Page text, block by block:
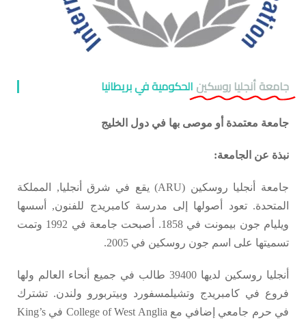
جامعة أنجليا روسكين الحكومية في بريطانيا
جامعة معتمدة أو موصى بها في دول الخليج
نبذة عن الجامعة:
جامعة أنجليا روسكين (ARU) يقع في شرق أنجليا, المملكة
المتحدة. تعود أصولها إلى مدرسة كامبريدج للفنون, أسسها
ويليام جون بيمونت في 1858. أصبحت جامعة في 1992 وتمت
تسميتها على اسم جون روسكين في 2005.
أنجليا روسكين لديها 39400 طالب في جميع أنحاء العالم ولها
فروع في كامبريدج وتشيلمسفورد وبيتربورو ولندن. تشترك
في حرم جامعي إضافي مع College of West Anglia في King’s